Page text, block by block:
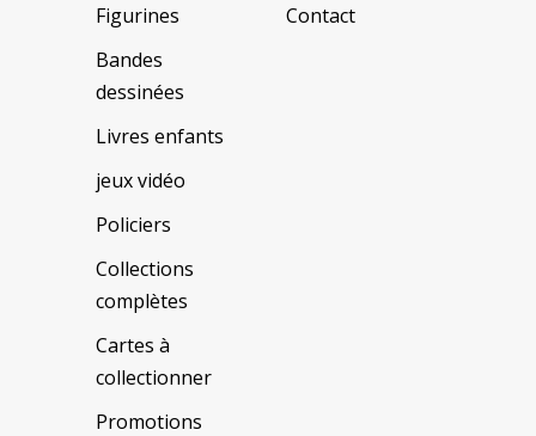
Figurines
Bandes
dessinées
Livres enfants
jeux vidéo
Policiers
Collections
complètes
Cartes à
collectionner
Promotions
Contact